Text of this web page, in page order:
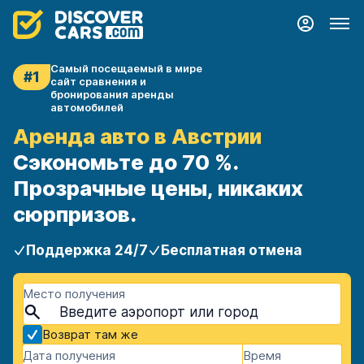
#1
Самый посещаемый в мире
сайт сравнения и
бронирования аренды
автомобилей
Аренда авто в Австрии
Сэкономьте до 70 %.
Прозрачные цены, никаких
сюрпризов.
Поддержка 24/7 Бесплатная отмена
Место получения
Возврат там же
Дата получения
Время